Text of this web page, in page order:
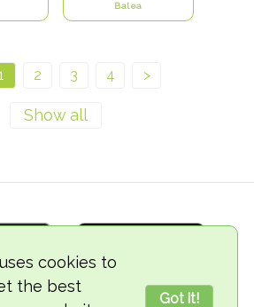
cookies to
the best
Got it!
Balea
2 3 4 >